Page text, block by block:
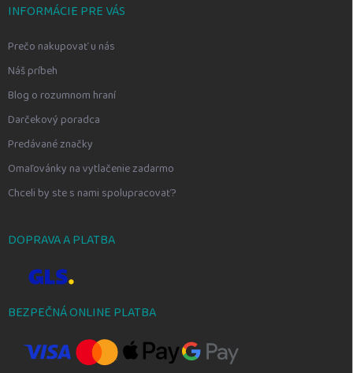
INFORMÁCIE PRE VÁS
Prečo nakupovať u nás
Náš príbeh
Blog o rozumnom hraní
Darčekový poradca
Predávané značky
Omaľovánky na vytlačenie zadarmo
Chceli by ste s nami spolupracovať?
DOPRAVA A PLATBA
BEZPEČNÁ ONLINE PLATBA